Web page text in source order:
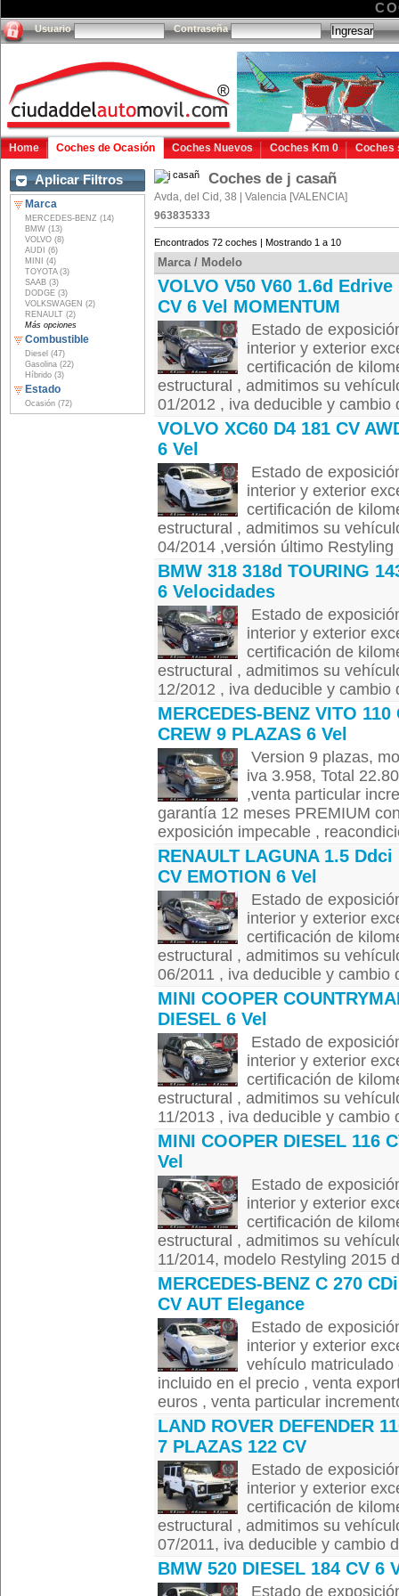
Usuario Contraseña
Home Coches de Ocasión Coches Nuevos Coches Km 0 Coches
Aplicar Filtros
Marca
MERCEDES-BENZ (14)
BMW (13)
VOLVO (8)
AUDI (6)
MINI (4)
TOYOTA (3)
SAAB (3)
DODGE (3)
VOLKSWAGEN (2)
RENAULT (2)
Más opciones
Combustible
Diesel (47)
Gasolina (22)
Híbrido (3)
Estado
Ocasión (72)
Coches de j casañ
Avda, del Cid, 38 | Valencia [VALENCIA]
963835333
Encontrados 72 coches | Mostrando 1 a 10
Marca / Modelo
VOLVO V50 V60 1.6d Edrive
CV 6 Vel MOMENTUM
Estado de
interior y exterior
certificación de
estructural , admitimos su
01/2012 , iva deducible y cambio
VOLVO XC60 D4 181 CV
6 Vel
Estado de
interior y exterior
certificación de
estructural , admitimos su
04/2014 ,versión último
BMW 318 318d TOURING
6 Velocidades
Estado de
interior y exterior
certificación de
estructural , admitimos su
12/2012 , iva deducible y
MERCEDES-BENZ VITO 110
CREW 9 PLAZAS 6 Vel
Version 9 plazas,
iva 3.958, Total
,venta particular
garantía 12 meses PREMIUM
exposición impecable ,
RENAULT LAGUNA 1.5 Ddci
CV EMOTION 6 Vel
Estado de
interior y exterior
certificación de
estructural , admitimos su
06/2011 , iva deducible y cambio
MINI COOPER
DIESEL 6 Vel
Estado de
interior y exterior
certificación de
estructural , admitimos su
11/2013 , iva deducible y cambio
MINI COOPER DIESEL 116
Vel
Estado de
interior y exterior
certificación de
estructural , admitimos su
11/2014, modelo Restyling 2015
MERCEDES-BENZ C 270
CV AUT Elegance
Estado de
interior y exterior
vehículo
incluido en el precio , venta
euros , venta particular
LAND ROVER DEFENDER
7 PLAZAS 122 CV
Estado de
interior y exterior
certificación de
estructural , admitimos su
07/2011, iva deducible y cambio
BMW 520 DIESEL 184 CV 6
Estado de